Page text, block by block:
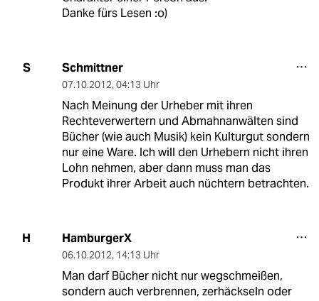
Danke fürs Lesen :o)
S Schmittner
07.10.2012, 04:13 Uhr
Nach Meinung der Urheber mit ihren
Rechteverwertern und Abmahnanwälten sind
Bücher (wie auch Musik) kein Kulturgut sondern
nur eine Ware. Ich will den Urhebern nicht ihren
Lohn nehmen, aber dann muss man das
Produkt ihrer Arbeit auch nüchtern betrachten.
H HamburgerX
06.10.2012, 14:13 Uhr
Man darf Bücher nicht nur wegschmeißen,
sondern auch verbrennen, zerhäckseln oder